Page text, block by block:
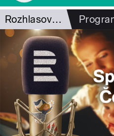
Rozhlasový sloupek